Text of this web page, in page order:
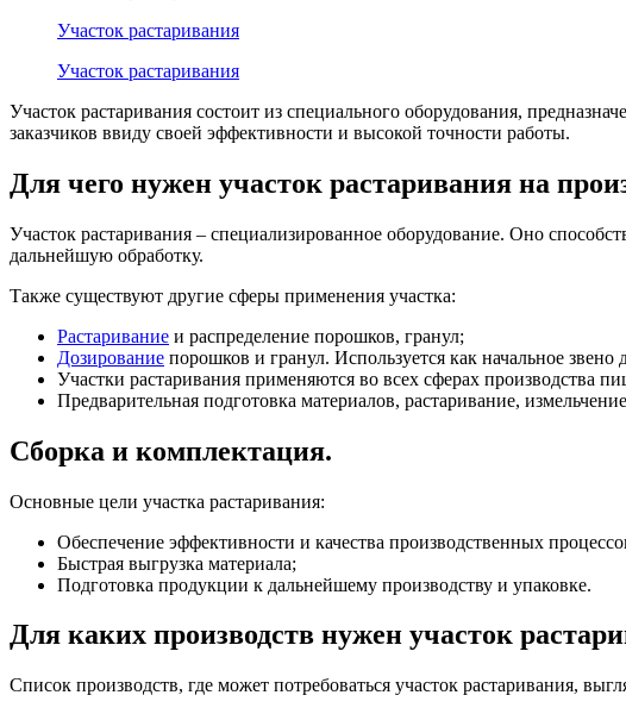
Участок растаривания состоит из специального оборудования,
заказчиков ввиду своей эффективности и высокой точности работы.
Для чего нужен участок растаривания на
Участок растаривания – специализированное оборудование. Оно
дальнейшую обработку.
Также существуют другие сферы применения участка:
Растаривание и распределение порошков, гранул;
Дозирование порошков и гранул. Используется как начальное
Участки растаривания применяются во всех сферах производства
Предварительная подготовка материалов, растаривание,
Сборка и комплектация.
Основные цели участка растаривания:
Обеспечение эффективности и качества производственных
Быстрая выгрузка материала;
Подготовка продукции к дальнейшему производству и упаковке.
Для каких производств нужен участок
Список производств, где может потребоваться участок растаривания,